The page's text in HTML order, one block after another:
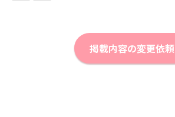
掲載内容の変更依頼